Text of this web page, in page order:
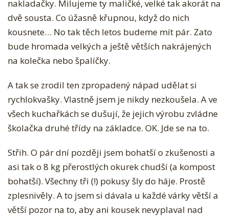
Á
Z
V
E
E
D
N
O
nakladačky. Milujeme ty maličké, velké tak akorát na
dvě sousta. Co úžasně křupnou, když do nich
kousnete… No tak těch letos budeme mít pár. Zato
bude hromada velkých a ještě větších nakrájených
na kolečka nebo špalíčky.
A tak se zrodil ten zpropadený nápad udělat si
rychlokvašky. Vlastně jsem je nikdy nezkoušela. A ve
všech kuchařkách se dušují, že jejich výrobu zvládne
školačka druhé třídy na základce. OK. Jde se na to.
Střih. O pár dní později jsem bohatší o zkušenosti a
asi tak o 8 kg přerostlých okurek chudší (a kompost
bohatší). Všechny tři (!) pokusy šly do háje. Prostě
zplesnivěly. A to jsem si dávala u každé várky větší a
větší pozor na to, aby ani kousek nevyplaval nad